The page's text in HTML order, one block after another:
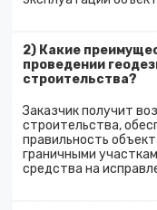
2) Какие
проведении
строительства?
Заказчик получит
строительства,
правильность
граничными
средства на